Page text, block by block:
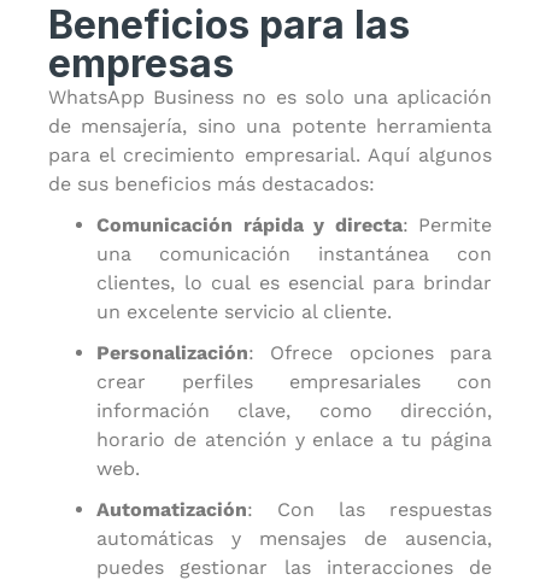
Beneficios para las
empresas
WhatsApp Business no es solo una aplicación
de mensajería, sino una potente herramienta
para el crecimiento empresarial. Aquí algunos
de sus beneficios más destacados:
Comunicación rápida y directa: Permite
una comunicación instantánea con
clientes, lo cual es esencial para brindar
un excelente servicio al cliente.
Personalización: Ofrece opciones para
crear perfiles empresariales con
información clave, como dirección,
horario de atención y enlace a tu página
web.
Automatización: Con las respuestas
automáticas y mensajes de ausencia,
puedes gestionar las interacciones de